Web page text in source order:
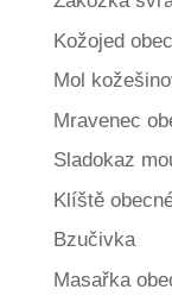
Kožojed
Mol
Mravenec
Sladokaz
Klíště
Bzučivka
Masařka